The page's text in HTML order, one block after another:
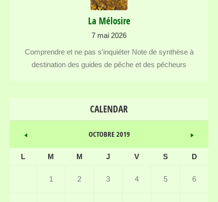
La Mélosire
7 mai 2026
Comprendre et ne pas s'inquiéter Note de synthèse à
destination des guides de pêche et des pêcheurs
CALENDAR
OCTOBRE 2019
L M M J V S D
1 2 3 4 5 6